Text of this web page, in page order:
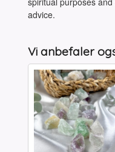
advice.
Vi anbefaler